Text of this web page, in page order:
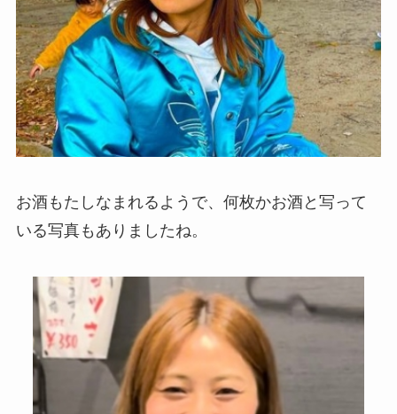
お酒もたしなまれるようで、何枚かお酒と写って
いる写真もありましたね。